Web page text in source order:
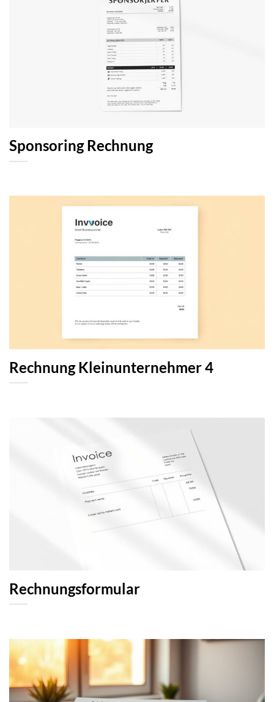
Sponsoring Rechnung
Rechnung Kleinunternehmer 4
Rechnungsformular